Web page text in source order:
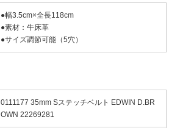
●幅3.5cm×全長118cm
●素材：牛床革
●サイズ調節可能（5穴）
0111177 35mm Sステッチベルト EDWIN D.BR
OWN 22269281